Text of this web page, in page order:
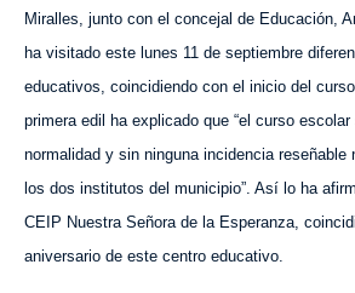
Miralles, junto con el concejal de Educación,
ha visitado este lunes 11 de septiembre
educativos, coincidiendo con el inicio del
primera edil ha explicado que “el curso
normalidad y sin ninguna incidencia reseñable
los dos institutos del municipio”. Así lo ha
CEIP Nuestra Señora de la Esperanza,
aniversario de este centro educativo.